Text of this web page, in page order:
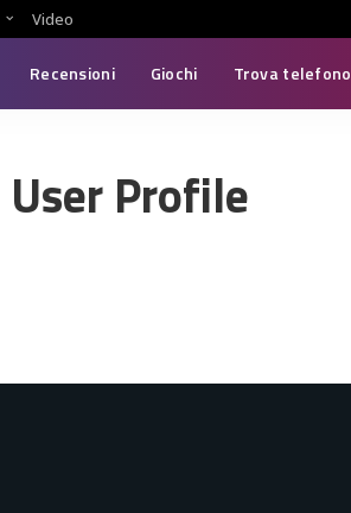
Video
Recensioni Giochi Trova telefono
User Profile